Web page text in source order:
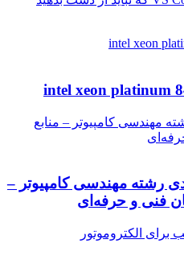
مهندسی کامپیوتر – منابع
رشته مهندسی کامپیوتر –
فنی و حرفه‌ای
برای الکتروموتور